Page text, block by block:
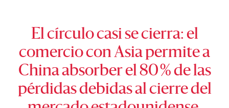
El círculo casi se cierra: el
comercio con Asia permite a
China absorber el 80 % de las
pérdidas debidas al cierre del